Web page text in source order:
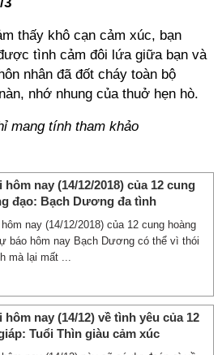
thấy khô cạn cảm xúc, bạn
tình cảm đôi lứa giữa bạn và
nhân đã đốt cháy toàn bộ
nhớ nhung của thuở hẹn hò.
mang tính tham khảo
hôm nay (14/12/2018) của 12 cung
đạo: Bạch Dương đa tình
nay (14/12/2018) của 12 cung hoàng
báo hôm nay Bạch Dương có thể vì thói
mà lại mất ...
hôm nay (14/12) về tình yêu của 12
Tuổi Thìn giàu cảm xúc